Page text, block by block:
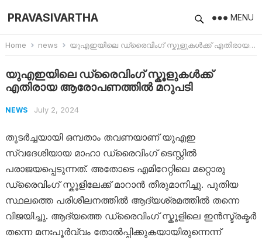
PRAVASIVARTHA MENU
Home news യുഎഇയിലെ ഡ്രൈവിംഗ് സ്കൂളുകൾക്ക് എതിരായ ആരോപണത്തിൽ മറുപടി
യുഎഇയിലെ ഡ്രൈവിംഗ് സ്കൂളുകൾക്ക്
എതിരായ ആരോപണത്തിൽ മറുപടി
NEWS July 2, 2024
തുടർച്ചയായി ഒമ്പതാം തവണയാണ് യുഎഇ
സ്വദേശിയായ മാഹാ ഡ്രൈവിം​ഗ് ടെസ്റ്റിൽ
പരാജയപ്പെടുന്നത്. അതോടെ എമിറേറ്റിലെ മറ്റൊരു
ഡ്രൈവിം​ഗ് സ്കൂളിലേക്ക് മാറാൻ തീരുമാനിച്ചു. പുതിയ
സ്ഥലത്തെ പരിശീലനത്തിൽ ആദ്യശ്രമത്തിൽ തന്നെ
വിജയിച്ചു. ആദ്യത്തെ ഡ്രൈവിം​ഗ് സ്കൂളിലെ ഇൻസ്ട്രക്ടർ
തന്നെ മനഃപൂർവ്വം തോൽപ്പിക്കുകയായിരുന്നെന്ന്